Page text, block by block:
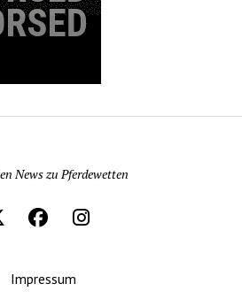
News zu Pferdewetten
Impressum